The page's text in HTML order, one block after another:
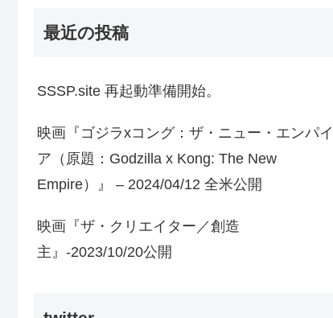
最近の投稿
SSSP.site 再起動準備開始。
映画『ゴジラxコング：ザ・ニュー・エンパイ
ア（原題：Godzilla x Kong: The New
Empire）』 – 2024/04/12 全米公開
映画『ザ・クリエイター／創造
主』-2023/10/20公開